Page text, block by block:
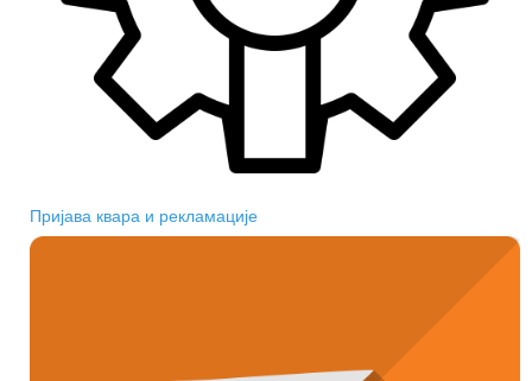
Пријава квара и рекламације